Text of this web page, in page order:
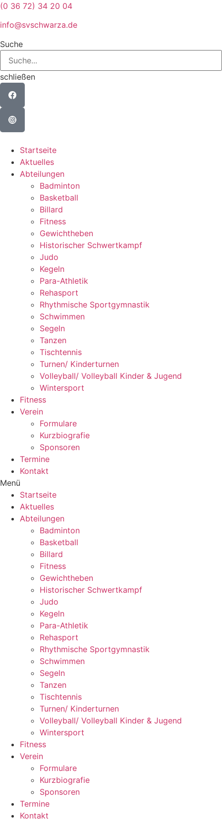
Zum
wechseln
(0 36 72) 34 20 04
info@svschwarza.de
Suche
schließen
Startseite
Aktuelles
Abteilungen
Badminton
Basketball
Billard
Fitness
Gewichtheben
Historischer Schwertkampf
Judo
Kegeln
Para-Athletik
Rehasport
Rhythmische Sportgymnastik
Schwimmen
Segeln
Tanzen
Tischtennis
Turnen/ Kinderturnen
Volleyball/ Volleyball Kinder & Jugend
Wintersport
Fitness
Verein
Formulare
Kurzbiografie
Sponsoren
Termine
Kontakt
Menü
Startseite
Aktuelles
Abteilungen
Badminton
Basketball
Billard
Fitness
Gewichtheben
Historischer Schwertkampf
Judo
Kegeln
Para-Athletik
Rehasport
Rhythmische Sportgymnastik
Schwimmen
Segeln
Tanzen
Tischtennis
Turnen/ Kinderturnen
Volleyball/ Volleyball Kinder & Jugend
Wintersport
Fitness
Verein
Formulare
Kurzbiografie
Sponsoren
Termine
Kontakt